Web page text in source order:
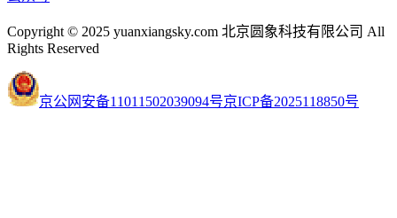
Copyright © 2025 yuanxiangsky.com 北京圆象科技有限公司 All
Rights Reserved
京公网安备11011502039094号京ICP备2025118850号